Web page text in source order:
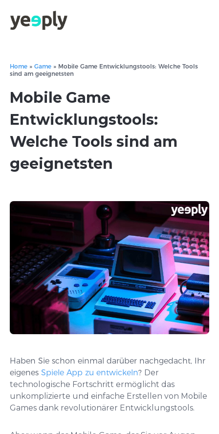
Home » Game » Mobile Game Entwicklungstools: Welche Tools
sind am geeignetsten
Mobile Game
Entwicklungstools:
Welche Tools sind am
geeignetsten
Haben Sie schon einmal darüber nachgedacht, Ihr
eigenes Spiele App zu entwickeln? Der
technologische Fortschritt ermöglicht das
unkomplizierte und einfache Erstellen von Mobile
Games dank revolutionärer Entwicklungstools.